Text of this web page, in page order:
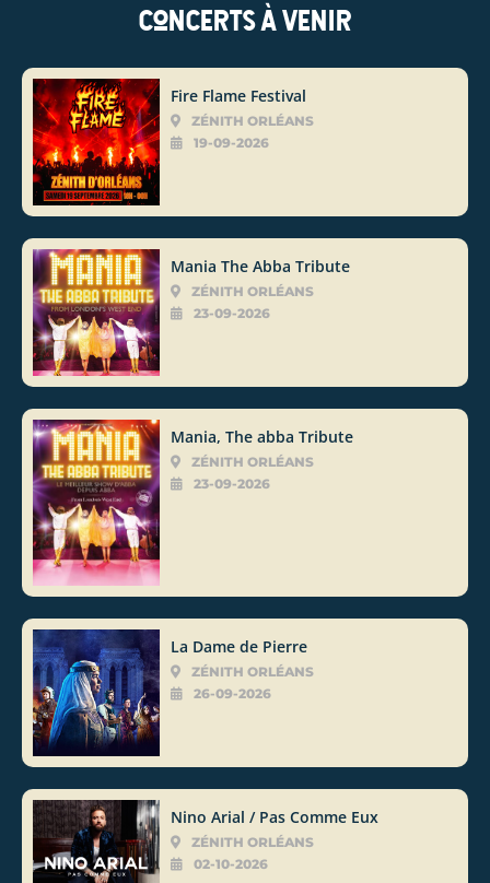
Concerts à venir
Fire Flame Festival
ZÉNITH ORLÉANS
19-09-2026
Mania The Abba Tribute
ZÉNITH ORLÉANS
23-09-2026
Mania, The abba Tribute
ZÉNITH ORLÉANS
23-09-2026
La Dame de Pierre
ZÉNITH ORLÉANS
26-09-2026
Nino Arial / Pas Comme Eux
ZÉNITH ORLÉANS
02-10-2026